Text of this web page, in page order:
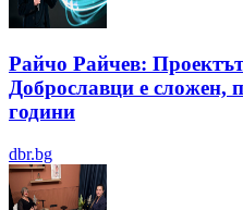
Райчо Райчев:
Доброславци е сложен,
години
dbr.bg